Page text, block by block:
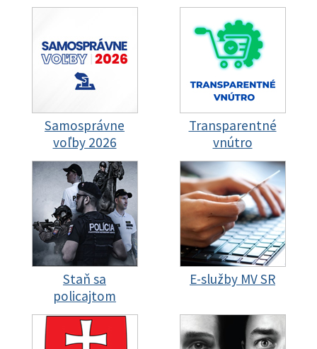
Samosprávne
voľby 2026
Transparentné
vnútro
Staň sa
policajtom
E-služby MV SR